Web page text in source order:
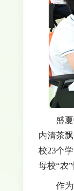
盛
内清茶
校23个
母校“农
作